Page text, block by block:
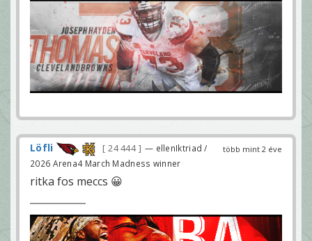
több mint 2 éve
Löfli 24 444
— ellenIktriad /
2026 Arena4 March Madness winner
ritka fos meccs 😀